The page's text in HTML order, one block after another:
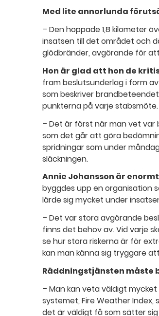
Med lite annorlunda
– Den hoppade 1,8 kilometer
insatsen till det området och
glödbränder, avgörande för
Hon är glad att hon de
fram beslutsunderlag i form
som beskriver
punkterna på varje stabsmöte.
– Det är först när man vet
som det går att göra
spridningar som under
släckningen.
Annie Johansson är
byggdes upp en organisation
lärde sig mycket under
– Det var stora avgörande
finns det behov av. Vid varje
se hur stora riskerna är för
kan man känna sig tryggare
Räddningstjänsten måste
– Man kan veta väldigt
systemet, Fire Weather
det är väldigt få som sätter